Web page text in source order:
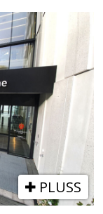
PLUSS